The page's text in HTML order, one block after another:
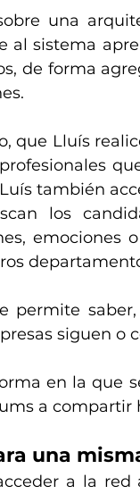
una
al sistema
de forma
que Lluís
también
los
emociones
permite
siguen o
en la que
a compartir
una
a la